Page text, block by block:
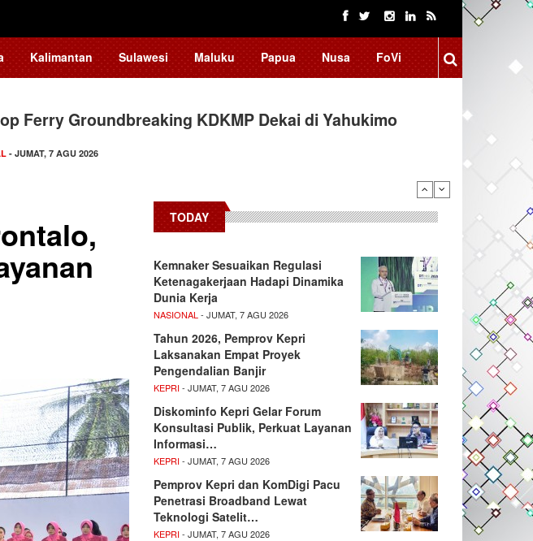
Kalimantan Sulawesi Maluku Papua Nusa FoVi
Ferry Groundbreaking KDKMP Dekai di Yahukimo
- JUMAT, 7 AGU 2026
TODAY
Kemnaker Sesuaikan Regulasi
Ketenagakerjaan Hadapi Dinamika
Dunia Kerja
NASIONAL - JUMAT, 7 AGU 2026
Tahun 2026, Pemprov Kepri
Laksanakan Empat Proyek
Pengendalian Banjir
KEPRI- JUMAT, 7 AGU 2026
Diskominfo Kepri Gelar Forum
Konsultasi Publik, Perkuat Layanan
Informasi…
KEPRI- JUMAT, 7 AGU 2026
Pemprov Kepri dan KomDigi Pacu
Penetrasi Broadband Lewat
Teknologi Satelit…
KEPRI- JUMAT, 7 AGU 2026